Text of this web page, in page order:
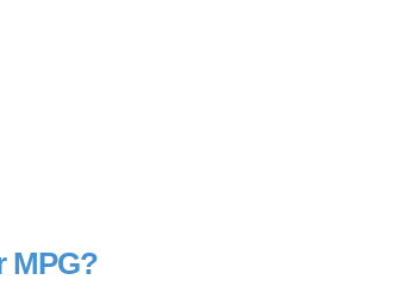
MPG?